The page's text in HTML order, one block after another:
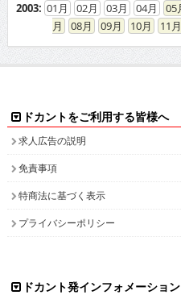
2003: 01 02 03 04 05
08
09 10 11
ドカントをご利用する皆様へ
求人広告の説明
免責事項
特商法に基づく表示
プライバシーポリシー
ドカント発インフォメーション